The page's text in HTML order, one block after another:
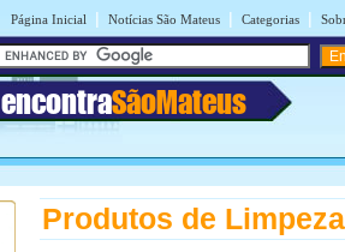
Página Inicial | Notícias São Mateus | Categorias |
encontraSãoMateus
Produtos de